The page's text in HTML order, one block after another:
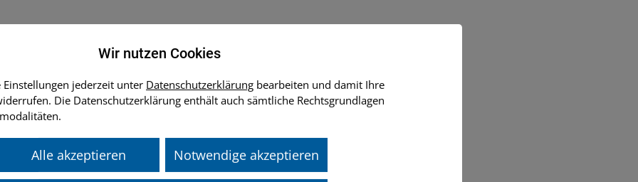
Wir nutzen Cookies
Einstellungen jederzeit unter Datenschutzerklärung bearbeiten und damit Ihre
Die Datenschutzerklärung enthält auch sämtliche Rechtsgrundlagen
Alle akzeptieren Notwendige akzeptieren
(5 MB)